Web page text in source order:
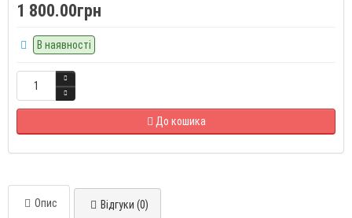
1 800.00грн
В наявності
До кошика
Опис Відгуки (0)